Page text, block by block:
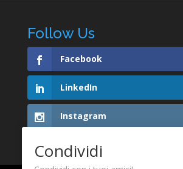
Follow Us
Facebook
LinkedIn
Instagram
Condividi